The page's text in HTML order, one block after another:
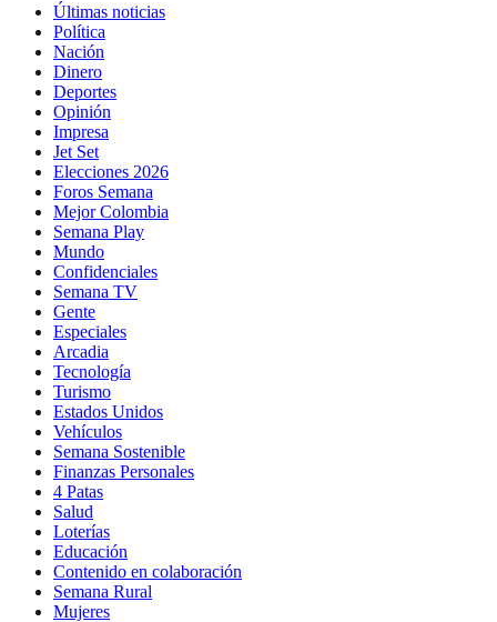
Últimas noticias
Política
Nación
Dinero
Deportes
Opinión
Impresa
Jet Set
Elecciones 2026
Foros Semana
Mejor Colombia
Semana Play
Mundo
Confidenciales
Semana TV
Gente
Especiales
Arcadia
Tecnología
Turismo
Estados Unidos
Vehículos
Semana Sostenible
Finanzas Personales
4 Patas
Salud
Loterías
Educación
Contenido en colaboración
Semana Rural
Mujeres